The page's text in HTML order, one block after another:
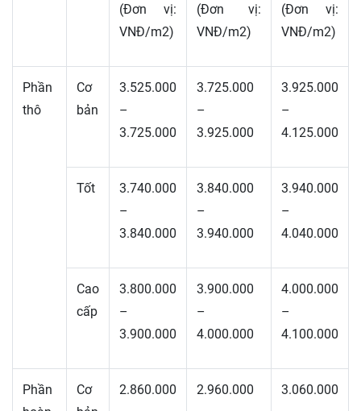
(Đơn vị:
VNĐ/m2)
(Đơn vị:
VNĐ/m2)
(Đơn vị:
VNĐ/m2)
Phần
thô
Cơ
bản
3.525.000
–
3.725.000
3.725.000
–
3.925.000
3.925.000
–
4.125.000
Tốt
3.740.000
–
3.840.000
3.840.000
–
3.940.000
3.940.000
–
4.040.000
Cao
cấp
3.800.000
–
3.900.000
3.900.000
–
4.000.000
4.000.000
–
4.100.000
Phần
Cơ
2.860.000
2.960.000
3.060.000